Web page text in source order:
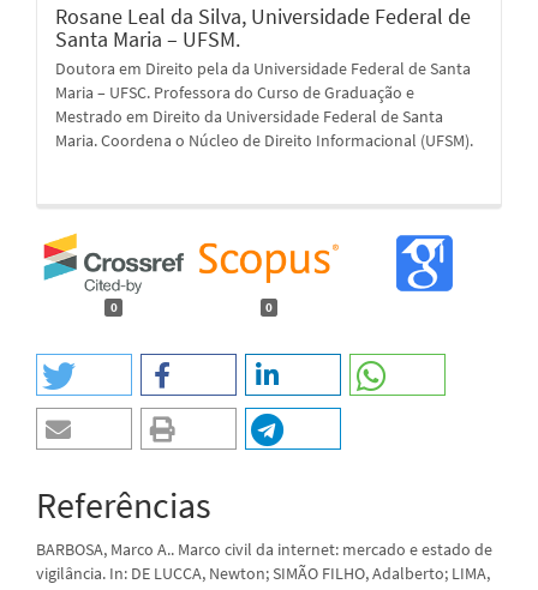
Rosane Leal da Silva, Universidade Federal de
Santa Maria – UFSM.
Doutora em Direito pela da Universidade Federal de Santa
Maria – UFSC. Professora do Curso de Graduação e
Mestrado em Direito da Universidade Federal de Santa
Maria. Coordena o Núcleo de Direito Informacional (UFSM).
0 0
Referências
BARBOSA, Marco A.. Marco civil da internet: mercado e estado de
vigilância. In: DE LUCCA, Newton; SIMÃO FILHO, Adalberto; LIMA,